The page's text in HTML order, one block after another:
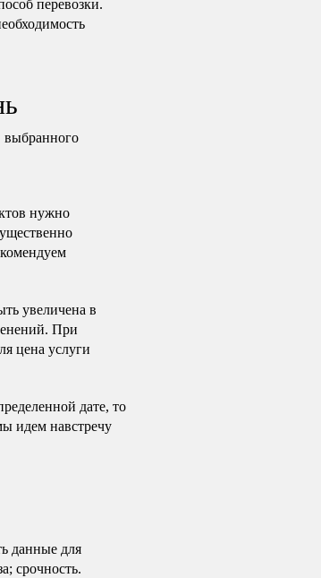
перевозки.
выбранного
нужно
увеличена в
При
цена услуги
дате, то
идем навстречу
данные для
срочность.